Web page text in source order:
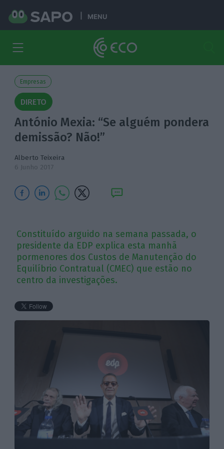
MENU
Empresas
DIRETO
António Mexia: “Se alguém pondera
demissão? Não!”
Alberto Teixeira
6 Junho 2017
Constituído arguido na semana passada, o
presidente da EDP explica esta manhã
pormenores dos Custos de Manutenção do
Equilíbrio Contratual (CMEC) que estão no
centro da investigações.